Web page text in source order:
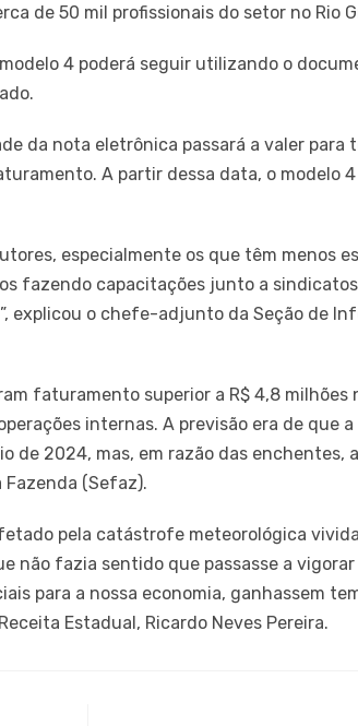
de 50 mil profissionais do setor no Rio
4 poderá seguir utilizando o
da nota eletrônica passará a valer para
A partir dessa data, o modelo 4
especialmente os que têm menos
fazendo capacitações junto a
explicou o chefe-adjunto da Seção de
faturamento superior a R$ 4,8 milhões
internas. A previsão era de que
de 2024, mas, em razão das enchentes,
(Sefaz).
pela catástrofe meteorológica
não fazia sentido que passasse a
para a nossa economia, ganhassem
Estadual, Ricardo Neves Pereira.